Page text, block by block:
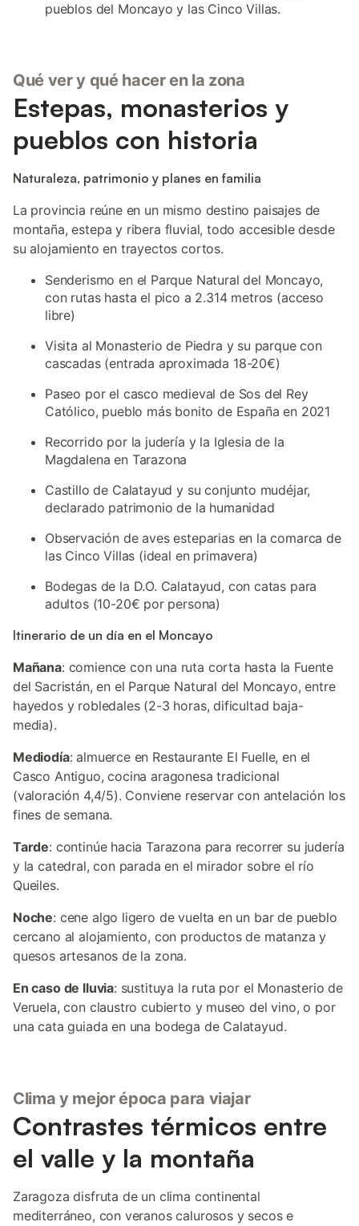
pueblos del Moncayo y las Cinco Villas.
Qué ver y qué hacer en la zona
Estepas, monasterios y
pueblos con historia
Naturaleza, patrimonio y planes en familia
La provincia reúne en un mismo destino paisajes de
montaña, estepa y ribera fluvial, todo accesible desde
su alojamiento en trayectos cortos.
Senderismo en el Parque Natural del Moncayo,
con rutas hasta el pico a 2.314 metros (acceso
libre)
Visita al Monasterio de Piedra y su parque con
cascadas (entrada aproximada 18-20€)
Paseo por el casco medieval de Sos del Rey
Católico, pueblo más bonito de España en 2021
Recorrido por la judería y la Iglesia de la
Magdalena en Tarazona
Castillo de Calatayud y su conjunto mudéjar,
declarado patrimonio de la humanidad
Observación de aves esteparias en la comarca de
las Cinco Villas (ideal en primavera)
Bodegas de la D.O. Calatayud, con catas para
adultos (10-20€ por persona)
Itinerario de un día en el Moncayo
Mañana: comience con una ruta corta hasta la Fuente
del Sacristán, en el Parque Natural del Moncayo, entre
hayedos y robledales (2-3 horas, dificultad baja-
media).
Mediodía: almuerce en Restaurante El Fuelle, en el
Casco Antiguo, cocina aragonesa tradicional
(valoración 4,4/5). Conviene reservar con antelación los
fines de semana.
Tarde: continúe hacia Tarazona para recorrer su judería
y la catedral, con parada en el mirador sobre el río
Queiles.
Noche: cene algo ligero de vuelta en un bar de pueblo
cercano al alojamiento, con productos de matanza y
quesos artesanos de la zona.
En caso de lluvia: sustituya la ruta por el Monasterio de
Veruela, con claustro cubierto y museo del vino, o por
una cata guiada en una bodega de Calatayud.
Clima y mejor época para viajar
Contrastes térmicos entre
el valle y la montaña
Zaragoza disfruta de un clima continental
mediterráneo, con veranos calurosos y secos e